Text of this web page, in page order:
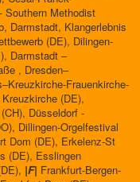
Southern Methodist
Darmstadt, Klangerlebnis
(DE), Dilingen-
Darmstadt –
, Dresden–
Frauenkirche-
(DE),
Düsseldorf -
Dillingen-Orgelfestival
Dom (DE), Erkelenz-St
(DE), Esslingen
|F| Frankfurt-Bergen-